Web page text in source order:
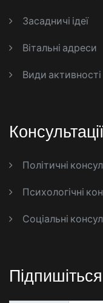
Засадничі ідеї
Вітальні адреси
Види активності
Політичні
Психологічні
Соціальні